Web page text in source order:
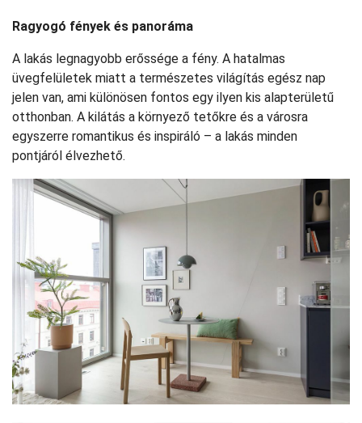
Ragyogó fények és panoráma
A lakás legnagyobb erőssége a fény. A hatalmas
üvegfelületek miatt a természetes világítás egész nap
jelen van, ami különösen fontos egy ilyen kis alapterületű
otthonban. A kilátás a környező tetőkre és a városra
egyszerre romantikus és inspiráló – a lakás minden
pontjáról élvezhető.